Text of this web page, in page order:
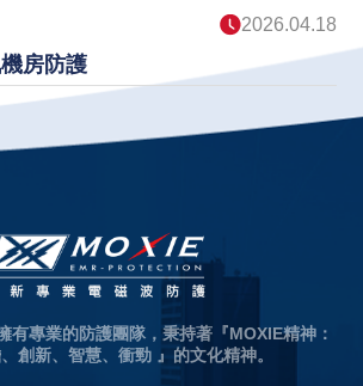
2026.04.18
房防護
有專業的防護團隊，秉持著『MOXIE精神：
創新、智慧、衝勁 』的文化精神。